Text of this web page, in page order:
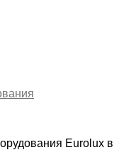
Eurolux в